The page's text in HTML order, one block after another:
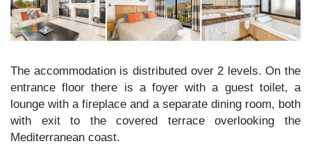
The accommodation is distributed over 2 levels. On the
entrance floor there is a foyer with a guest toilet, a
lounge with a fireplace and a separate dining room, both
with exit to the covered terrace overlooking the
Mediterranean coast.